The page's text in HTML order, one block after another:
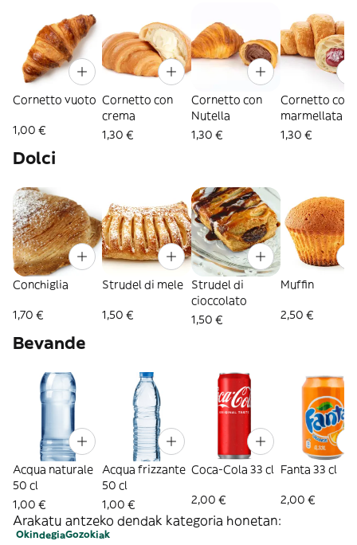
Cornetto vuoto
1,00 €
Cornetto con
crema
1,30 €
Cornetto con
Nutella
1,30 €
Cornetto con
marmellata
1,30 €
Dolci
Conchiglia
1,70 €
Strudel di mele
1,50 €
Strudel di
cioccolato
1,50 €
Muffin
2,50 €
Bevande
Acqua naturale
50 cl
1,00 €
Acqua frizzante
50 cl
1,00 €
Coca-Cola 33 cl
2,00 €
Fanta 33 cl
2,00 €
Arakatu antzeko dendak kategoria honetan:
OkindegiaGozokiak